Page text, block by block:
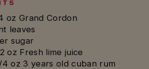
oz Grand Cordon
leaves
sugar
oz Fresh lime juice
oz 3 years old cuban rum